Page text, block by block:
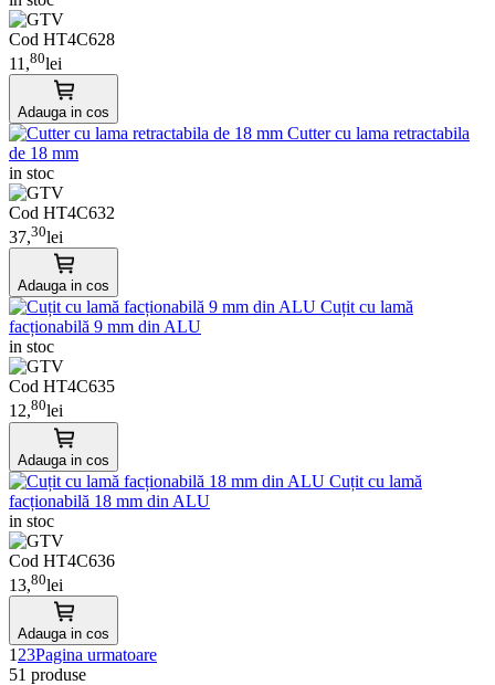
Cod HT4C628
11,80lei
Adauga in cos
Cutter cu lama retractabila
de 18 mm
in stoc
Cod HT4C632
37,30lei
Adauga in cos
Cuțit cu lamă
facționabilă 9 mm din ALU
in stoc
Cod HT4C635
12,80lei
Adauga in cos
Cuțit cu lamă
facționabilă 18 mm din ALU
in stoc
Cod HT4C636
13,80lei
Adauga in cos
1 23Pagina urmatoare
51 produse